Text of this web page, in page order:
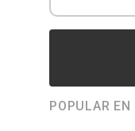
POPULAR